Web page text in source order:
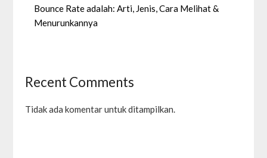
Bounce Rate adalah: Arti, Jenis, Cara Melihat &
Menurunkannya
Recent Comments
Tidak ada komentar untuk ditampilkan.